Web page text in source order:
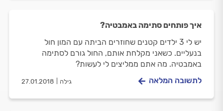
איך פותחים סתימה באמבטיה?
יש לי 3 ילדים קטנים שחוזרים הביתה עם המון חול
בנעליים. כשאני מקלחת אותם, החול גורם לסתימה
באמבטיה. מה אתם ממליצים לי לעשות?
גילה 27.01.2018 לתשובה המלאה